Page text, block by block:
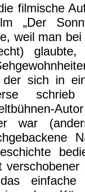
filmische
„Der
weil man
glaubte,
der sich in
war